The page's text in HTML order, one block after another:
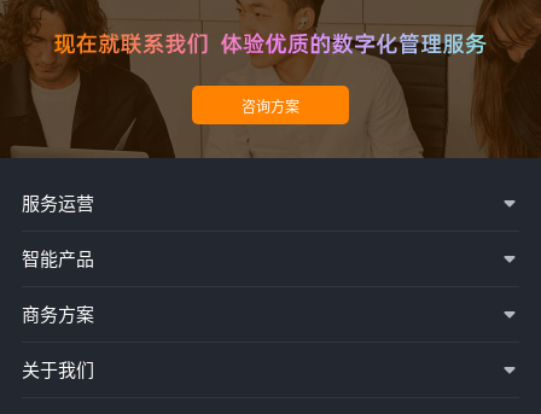
服务运营
智能产品
商务方案
关于我们